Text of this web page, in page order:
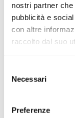
nostri partner
pubblicità e
con altre
raccolto dal suo
delNecessari
Preferenze